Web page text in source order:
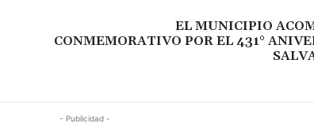
EL MUNICIPIO
CONMEMORATIVO POR EL 431°
- Publicidad -